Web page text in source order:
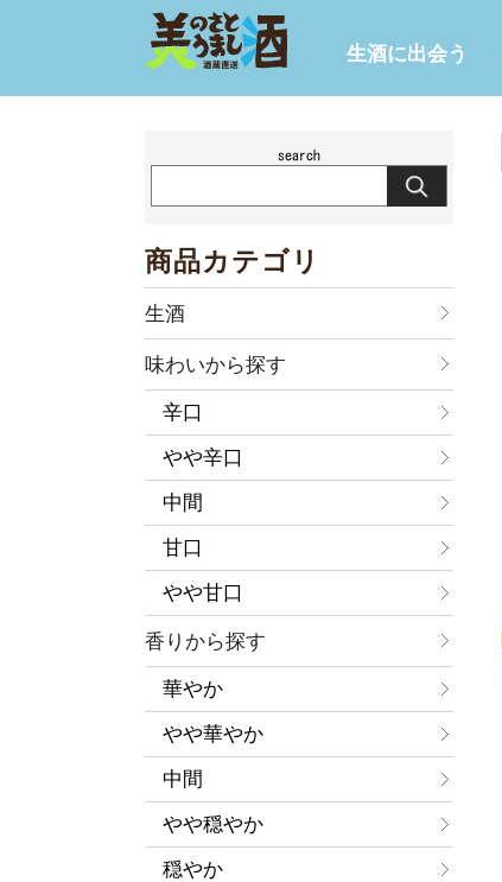
生酒に出会う
商品カテゴリ
生酒
味わいから探す
辛口
やや辛口
中間
甘口
やや甘口
香りから探す
華やか
やや華やか
中間
やや穏やか
穏やか